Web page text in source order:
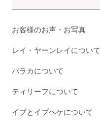
お客様のお声・お写真
レイ・ヤーンレイについて
パラカについて
ティリーフについて
イプとイプヘケについて